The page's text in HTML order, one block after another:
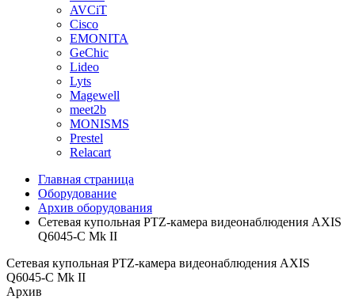
AVCiT
Cisco
EMONITA
GeChic
Lideo
Lyts
Magewell
meet2b
MONISMS
Prestel
Relacart
Главная страница
Оборудование
Архив оборудования
Сетевая купольная PTZ-камера видеонаблюдения AXIS
Q6045-С Mk II
Сетевая купольная PTZ-камера видеонаблюдения AXIS
Q6045-С Mk II
Архив